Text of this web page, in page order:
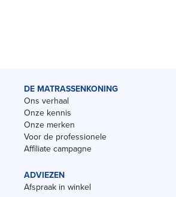
DE MATRASSENKONING
Ons verhaal
Onze kennis
Onze merken
Voor de professionele
Affiliate campagne
ADVIEZEN
Afspraak in winkel